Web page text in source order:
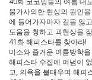
불가사의한 현상의 원인
에 들어가자마자 길을 잃
도움을 청하고 괴현상을
41화 해피스타를 찾아라!
미소와 즐거운 여름방학
해피스타 수집에 여념이
고, 의욕을 불태우며 해피